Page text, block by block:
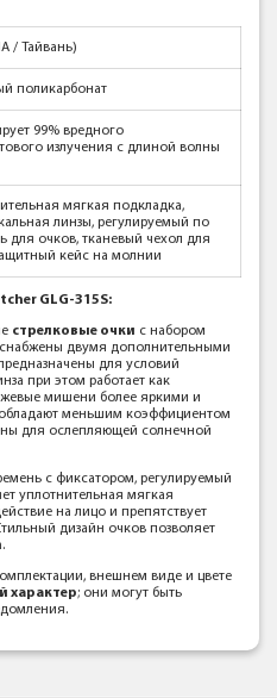
/ Тайвань)
поликарбонат
99% вредного
излучения с длиной волны
мягкая подкладка,
линзы, регулируемый по
для очков, тканевый чехол для
кейс на молнии
GLG-315S:
стрелковые очки с набором
двумя дополнительными
для условий
при этом работает как
мишени более яркими и
меньшим коэффициентом
для ослепляющей солнечной
с фиксатором, регулируемый
уплотнительная мягкая
на лицо и препятствует
дизайн очков позволяет
внешнем виде и цвете
характер; они могут быть